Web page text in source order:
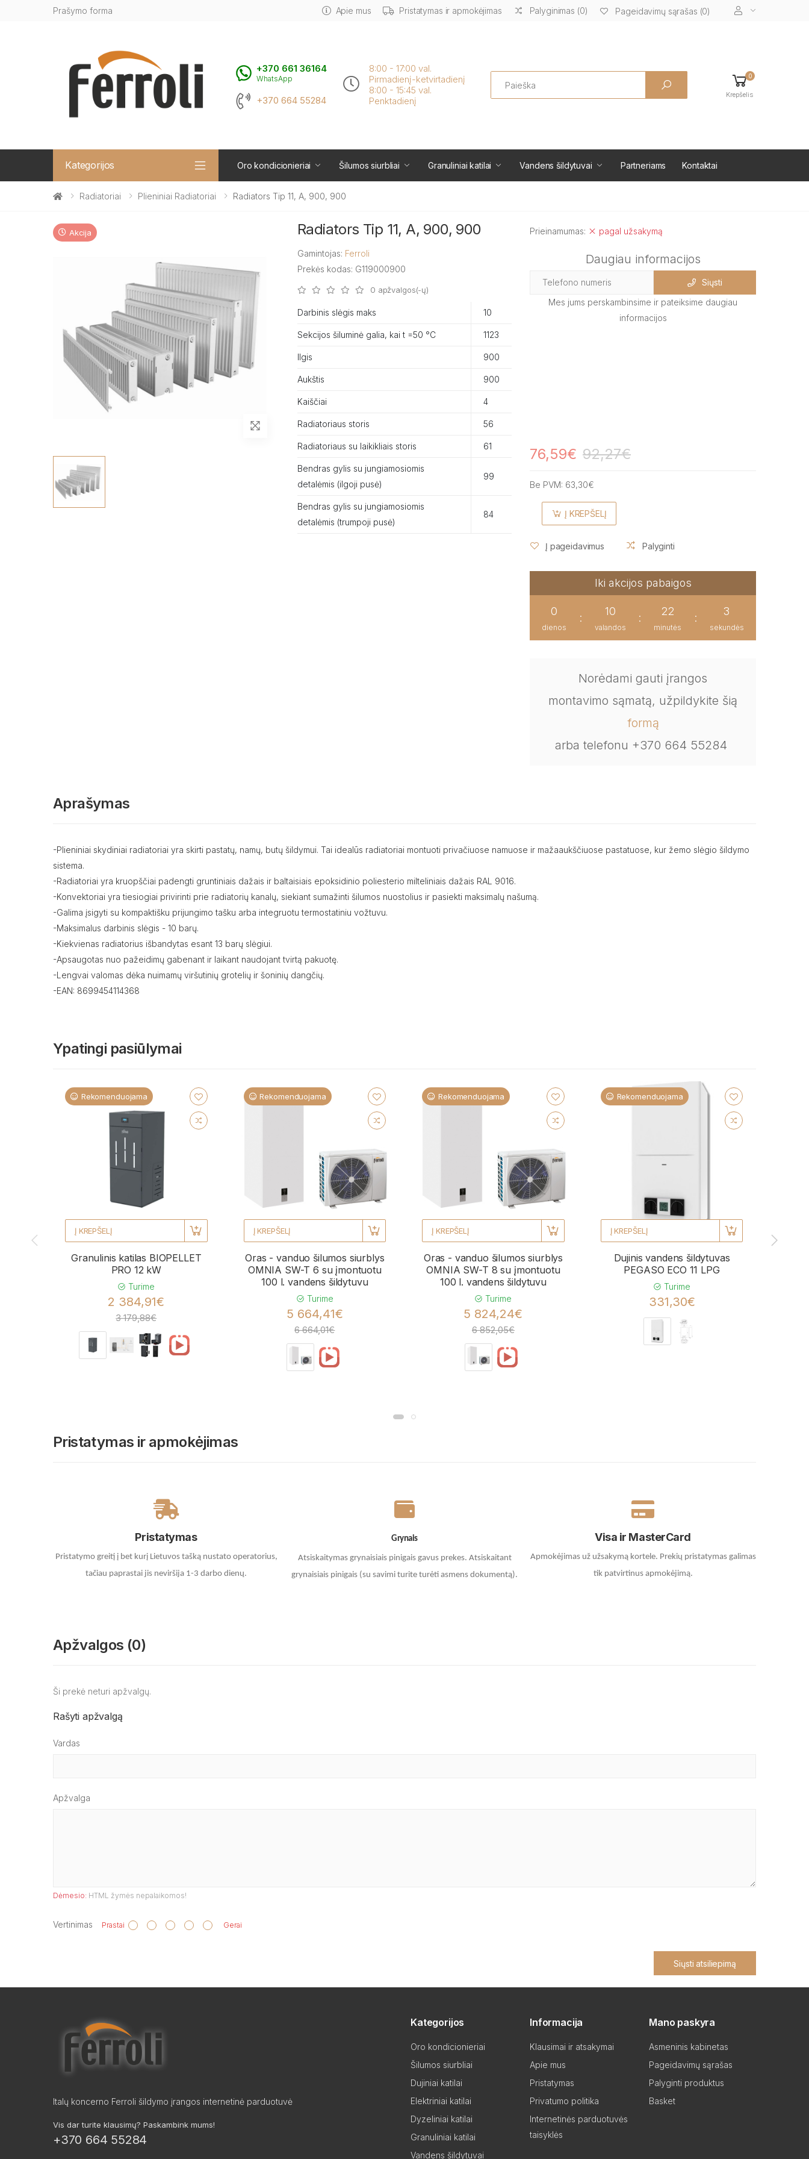
Prašymo forma Apie mus Pristatymas ir apmokėjimas Palyginimas (0) Pageidavimų sąrašas (0)
+370 661 36164
WhatsApp
+370 664 55284
8:00 - 17:00 val.
Pirmadienį-ketvirtadienį
8:00 - 15:45 val.
Penktadienį
Search 0
Krepšelis
Kategorijos Oro kondicionieriai Šilumos siurbliai Granuliniai katilai Vandens šildytuvai Partneriams Kontaktai
Radiatoriai Plieniniai Radiatoriai Radiators Tip 11, A, 900, 900
Akcija Radiators Tip 11, A, 900, 900
Gamintojas: Ferroli
Prekės kodas: G119000900
0 apžvalgos(-ų)
Darbinis slėgis maks 10
Sekcijos šiluminė galia, kai t =50 °C 1123
Ilgis 900
Aukštis 900
Kaiščiai 4
Radiatoriaus storis 56
Radiatoriaus su laikikliais storis 61
Bendras gylis su jungiamosiomis
detalėmis (ilgoji pusė)
99
Bendras gylis su jungiamosiomis
detalėmis (trumpoji pusė)
84
Prieinamumas: pagal užsakymą
Daugiau informacijos
Siųsti
Mes jums perskambinsime ir pateiksime daugiau
informacijos
76,59€ 92,27€
Be PVM: 63,30€
Į KREPŠELĮ
Į pageidavimus Palyginti
Iki akcijos pabaigos
0
dienos
:
10
valandos
:
22
minutės
:
2
sekundės
Norėdami gauti įrangos
montavimo sąmatą, užpildykite šią
formą
arba telefonu +370 664 55284
Aprašymas
-Plieniniai skydiniai radiatoriai yra skirti pastatų, namų, butų šildymui. Tai idealūs radiatoriai montuoti privačiuose namuose ir mažaaukščiuose pastatuose, kur žemo slėgio šildymo
sistema.
-Radiatoriai yra kruopščiai padengti gruntiniais dažais ir baltaisiais epoksidinio poliesterio milteliniais dažais RAL 9016.
-Konvektoriai yra tiesiogiai privirinti prie radiatorių kanalų, siekiant sumažinti šilumos nuostolius ir pasiekti maksimalų našumą.
-Galima įsigyti su kompaktišku prijungimo tašku arba integruotu termostatiniu vožtuvu.
-Maksimalus darbinis slėgis - 10 barų.
-Kiekvienas radiatorius išbandytas esant 13 barų slėgiui.
-Apsaugotas nuo pažeidimų gabenant ir laikant naudojant tvirtą pakuotę.
-Lengvai valomas dėka nuimamų viršutinių grotelių ir šoninių dangčių.
-EAN: 8699454114368
Ypatingi pasiūlymai
Rekomenduojama
Į KREPŠELĮ
Granulinis katilas BIOPELLET
PRO 12 kW
Turime
2 384,91€
3 179,88€
Rekomenduojama
Į KREPŠELĮ
Oras - vanduo šilumos siurblys
OMNIA SW-T 6 su įmontuotu
100 l. vandens šildytuvu
Turime
5 664,41€
6 664,01€
Rekomenduojama
Į KREPŠELĮ
Oras - vanduo šilumos siurblys
OMNIA SW-T 8 su įmontuotu
100 l. vandens šildytuvu
Turime
5 824,24€
6 852,05€
Rekomenduojama
Į KREPŠELĮ
Dujinis vandens šildytuvas
PEGASO ECO 11 LPG
Turime
331,30€
Pristatymas ir apmokėjimas
Pristatymas
Pristatymo greitį į bet kurį Lietuvos tašką nustato operatorius,
tačiau paprastai jis neviršija 1-3 darbo dienų.
Grynais
Atsiskaitymas grynaisiais pinigais gavus prekes. Atsiskaitant
grynaisiais pinigais (su savimi turite turėti asmens dokumentą).
Visa ir MasterCard
Apmokėjimas už užsakymą kortele. Prekių pristatymas galimas
tik patvirtinus apmokėjimą.
Apžvalgos (0)
Ši prekė neturi apžvalgų.
Rašyti apžvalgą
Vardas
Apžvalga
Dėmesio: HTML žymės nepalaikomos!
Vertinimas Prastai Gerai
Siųsti atsiliepimą
Italų koncerno Ferroli šildymo įrangos internetinė parduotuvė
Vis dar turite klausimų? Paskambink mums!
+370 664 55284
Kategorijos
Oro kondicionieriai
Šilumos siurbliai
Dujiniai katilai
Elektriniai katilai
Dyzeliniai katilai
Granuliniai katilai
Vandens šildytuvai
Informacija
Klausimai ir atsakymai
Apie mus
Pristatymas
Privatumo politika
Internetinės parduotuvės
taisyklės
Mano paskyra
Asmeninis kabinetas
Pageidavimų sąrašas
Palyginti produktus
Basket